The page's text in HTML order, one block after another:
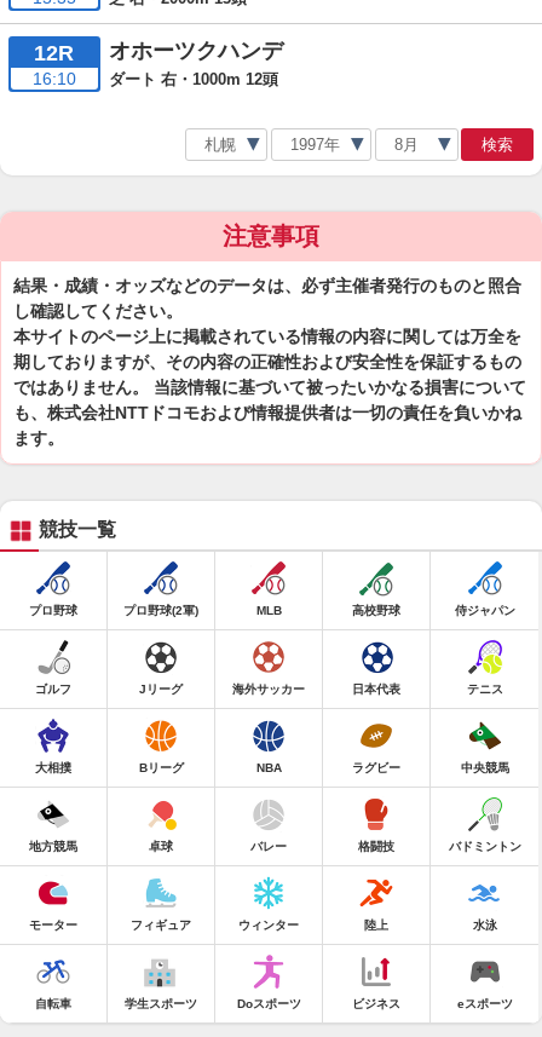
12R
16:10
オホーツクハンデ
ダート 右・1000m 12頭
検索
注意事項
結果・成績・オッズなどのデータは、必ず主催者発行のものと照合
し確認してください。
本サイトのページ上に掲載されている情報の内容に関しては万全を
期しておりますが、その内容の正確性および安全性を保証するもの
ではありません。 当該情報に基づいて被ったいかなる損害について
も、株式会社NTTドコモおよび情報提供者は一切の責任を負いかね
ます。
競技一覧
プロ野球 プロ野球(2軍) MLB 高校野球 侍ジャパン
ゴルフ Jリーグ 海外サッカー 日本代表 テニス
大相撲 Bリーグ NBA ラグビー 中央競馬
地方競馬 卓球 バレー 格闘技 バドミントン
モーター フィギュア ウィンター 陸上 水泳
自転車 学生スポーツ Doスポーツ ビジネス eスポーツ